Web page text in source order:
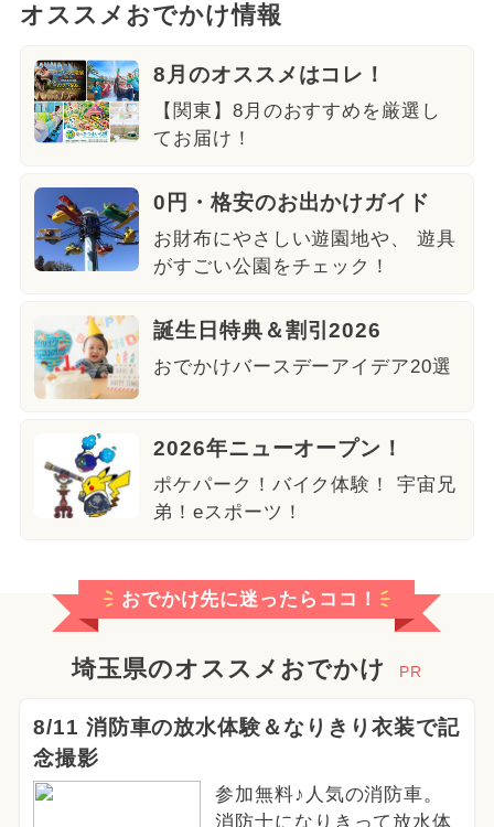
オススメおでかけ情報
8月のオススメはコレ！
【関東】8月のおすすめを厳選し
てお届け！
0円・格安のお出かけガイド
お財布にやさしい遊園地や、 遊具
がすごい公園をチェック！
誕生日特典＆割引2026
おでかけバースデーアイデア20選
2026年ニューオープン！
ポケパーク！バイク体験！ 宇宙兄
弟！eスポーツ！
おでかけ先に迷ったらココ！
埼玉県のオススメおでかけ PR
8/11 消防車の放水体験＆なりきり衣装で記
念撮影
参加無料♪人気の消防車。
消防士になりきって放水体